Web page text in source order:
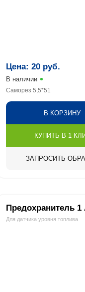
Цена: 20 руб.
В наличии
Саморез 5,5*51
В КОРЗИНУ
КУПИТЬ В 1
ЗАПРОСИТЬ
Предохранитель 1
Для датчика уровня топлива